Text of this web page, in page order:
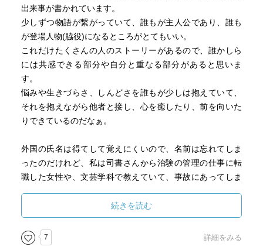
出来事が書かれています。
少しずつ物語が繋がっていて、誰もが主人公であり、誰も
が登場人物(脇役)になるところがとてもいい。
これだけたくさんの人のストーリーがあるので、誰かしら
には共感できる部分や自分と重なる部分があると思いま
す。
悩みや生きづらさ、しんどさを誰もが少しは抱えていて、
それを抱えながら他者と接し、心を癒したり、前を向いた
りできているのだなぁ。
外国の氏名は得てして覚えにくいので、名前は忘れてしま
ったのだけれど、私は司書さんから治験の管理の仕事に転
職した女性や、文芸学科で教えていて、事故にあってしま
韓国ならではの文化や、韓国ならではの社会問題を織り込
んだお話も多く、知っているようで知らないお隣の国につ
いての知識が増えました。
続きを読む
7 詳細をみる